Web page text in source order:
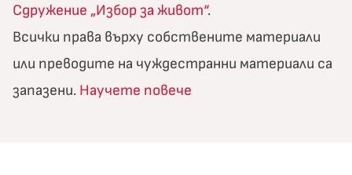
Сдружение „Избор за живот“.
Всички права върху собствените материали
или преводите на чуждестранни материали са
запазени. Научете повече